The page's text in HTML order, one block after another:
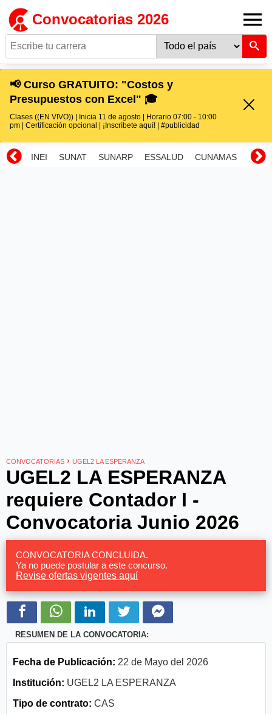
Convocatorias 2026
📢 Curso GRATUITO: "Costos y
Presupuestos con Excel" 🎓
Clases ((EN VIVO)) | Inicia 11 de agosto | Horario 07:00 - 10:00
pm | Certificación opcional | ¡Inscríbete aquí! | #publicidad
INEI SUNAT SUNARP ESSALUD CUNAMAS
CONVOCATORIAS › UGEL2 LA ESPERANZA
UGEL2 LA ESPERANZA
requiere Contador I -
Convocatoria Junio 2026
CONVOCATORIA CONCLUIDA.
Ya no puede postular a este concurso.
Revise ofertas vigentes aquí
RESUMEN DE LA CONVOCATORIA:
Fecha de Publicación: 22 de Mayo del 2026
Institución: UGEL2 LA ESPERANZA
Tipo de contrato: CAS